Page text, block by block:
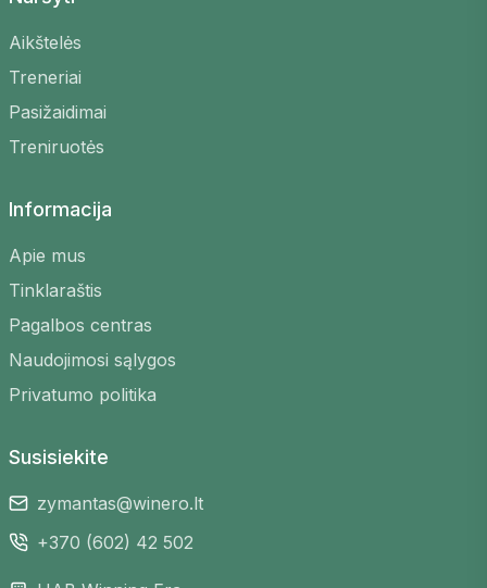
Pasižaidimų bendruomenė yra draugiška ir
lygių žaidėjais ir mokykitės
kuriuo laiku, kuris jums tinka
keliais paspaudimais
Aikštelės
Treneriai
Pasižaidimai
Treniruotės
Informacija
Apie mus
Tinklaraštis
Pagalbos centras
Naudojimosi sąlygos
Privatumo politika
Susisiekite
zymantas@winero.lt
+370 (602) 42 502